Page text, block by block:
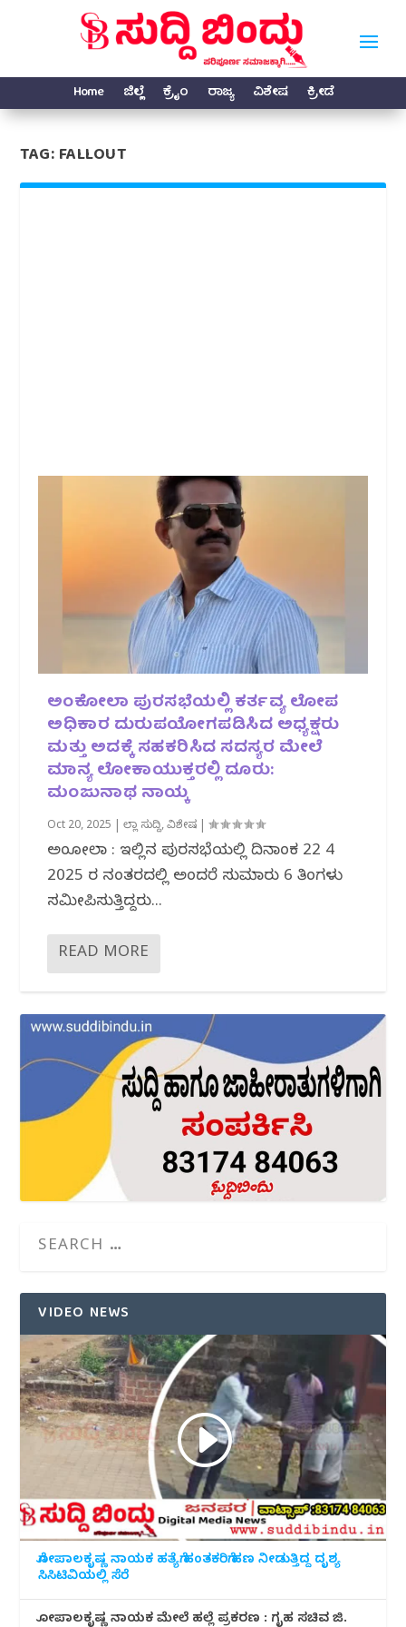
Home ಜಿಲ್ಲೆ ಕ್ರೈಂ ರಾಜ್ಯ ವಿಶೇಷ ಕ್ರೀಡೆ
TAG:FALLOUT
ಅಂಕೋಲಾ ಪುರಸಭೆಯಲ್ಲಿ ಕರ್ತವ್ಯ ಲೋಪ
ಅಧಿಕಾರ ದುರುಪಯೋಗಪಡಿಸಿದ ಅಧ್ಯಕ್ಷರು
ಮತ್ತು ಅದಕ್ಕೆ ಸಹಕರಿಸಿದ ಸದಸ್ಯರ ಮೇಲೆ
ಮಾನ್ಯ ಲೋಕಾಯುಕ್ತರಲ್ಲಿ ದೂರು:
ಮಂಜುನಾಥ ನಾಯ್ಕ
Oct 20, 2025 |ಜಿಲ್ಲಾ ಸುದ್ದಿ,ವಿಶೇಷ |
ಅಂಕೋಲಾ : ಇಲ್ಲಿನ ಪುರಸಭೆಯಲ್ಲಿ ದಿನಾಂಕ 22 4
2025 ರ ನಂತರದಲ್ಲಿ ಅಂದರೆ ಸುಮಾರು 6 ತಿಂಗಳು
ಸಮೀಪಿಸುತ್ತಿದ್ದರು...
READ MORE
VIDEO NEWS
ಗೋಪಾಲಕೃಷ್ಣ ನಾಯಕ ಹತ್ಯೆಗೆ ಹಂತಕರಿಗೆ ಹಣ ನೀಡುತ್ತಿದ್ದ ದೃಶ್ಯ
ಸಿಸಿಟಿವಿಯಲ್ಲಿ ಸೆರೆ
ಗೋಪಾಲಕೃಷ್ಣ ನಾಯಕ ಮೇಲೆ ಹಲ್ಲೆ ಪ್ರಕರಣ : ಗೃಹ ಸಚಿವ ಜಿ.